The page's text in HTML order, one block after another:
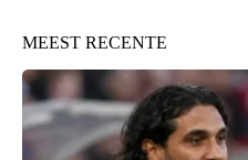
MEEST RECENTE